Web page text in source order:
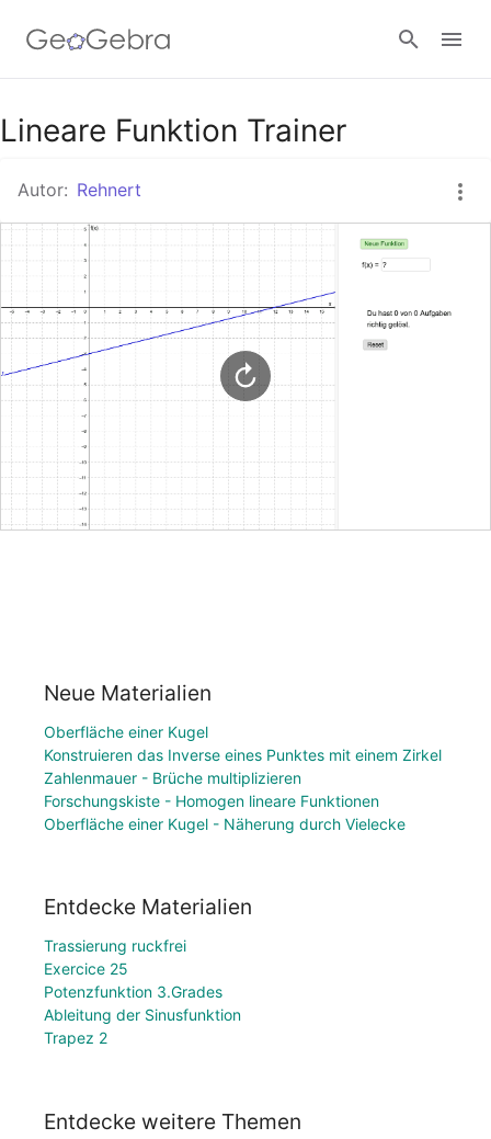
Google Classroom
GeoGebra Classroom
Anmelden
Lineare Funktion Trainer
Autor: Rehnert
Neue Materialien
Oberfläche einer Kugel
Konstruieren das Inverse eines Punktes mit einem Zirkel
Zahlenmauer - Brüche multiplizieren
Forschungskiste - Homogen lineare Funktionen
Oberfläche einer Kugel - Näherung durch Vielecke
Entdecke Materialien
Trassierung ruckfrei
Exercice 25
Potenzfunktion 3.Grades
Ableitung der Sinusfunktion
Trapez 2
Entdecke weitere Themen